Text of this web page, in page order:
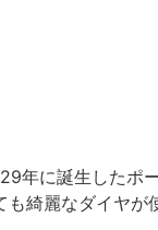
に誕生したポ
綺麗なダイヤが